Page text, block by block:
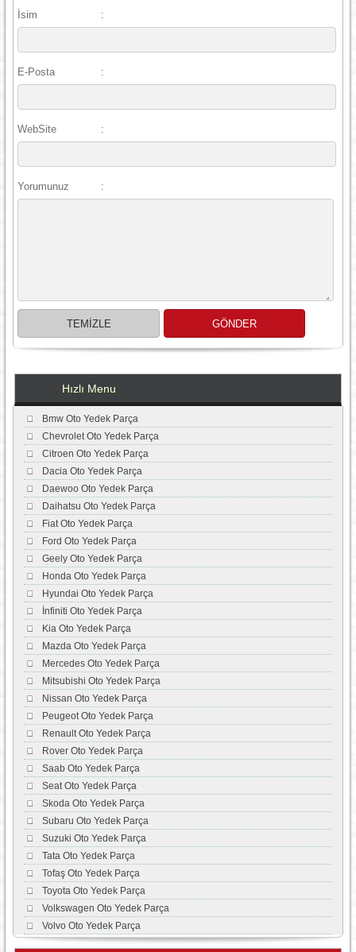
İsim :
E-Posta :
WebSite :
Yorumunuz :
Hızlı Menu
Bmw Oto Yedek Parça
Chevrolet Oto Yedek Parça
Citroen Oto Yedek Parça
Dacia Oto Yedek Parça
Daewoo Oto Yedek Parça
Daihatsu Oto Yedek Parça
Fiat Oto Yedek Parça
Ford Oto Yedek Parça
Geely Oto Yedek Parça
Honda Oto Yedek Parça
Hyundai Oto Yedek Parça
İnfiniti Oto Yedek Parça
Kia Oto Yedek Parça
Mazda Oto Yedek Parça
Mercedes Oto Yedek Parça
Mitsubishi Oto Yedek Parça
Nissan Oto Yedek Parça
Peugeot Oto Yedek Parça
Renault Oto Yedek Parça
Rover Oto Yedek Parça
Saab Oto Yedek Parça
Seat Oto Yedek Parça
Skoda Oto Yedek Parça
Subaru Oto Yedek Parça
Suzuki Oto Yedek Parça
Tata Oto Yedek Parça
Tofaş Oto Yedek Parça
Toyota Oto Yedek Parça
Volkswagen Oto Yedek Parça
Volvo Oto Yedek Parça